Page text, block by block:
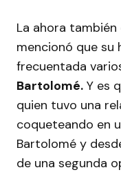
La ahora también
mencionó que su
frecuentada
Bartolomé. Y es
quien tuvo una
coqueteando en
Bartolomé y
de una segunda